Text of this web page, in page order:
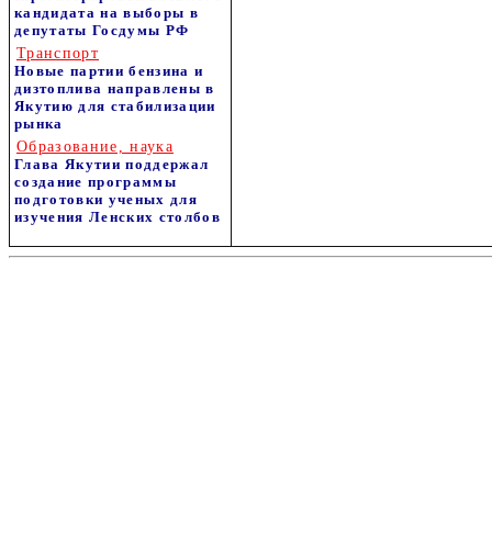
кандидата на выборы в
депутаты Госдумы РФ
Транспорт
Новые партии бензина и
дизтоплива направлены в
Якутию для стабилизации
рынка
Образование, наука
Глава Якутии поддержал
создание программы
подготовки ученых для
изучения Ленских столбов